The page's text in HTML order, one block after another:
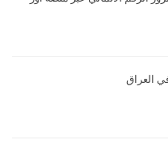
العراق